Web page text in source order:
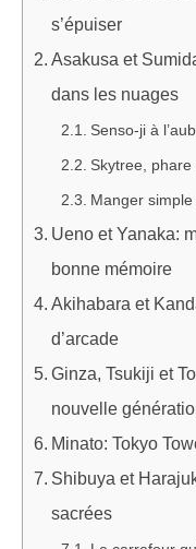
s’épuiser
Asakusa et
dans les nuages
Senso-ji à
Skytree,
Manger
Ueno et Yanaka:
bonne mémoire
Akihabara et
d’arcade
Ginza, Tsukiji et
nouvelle
Minato: Tokyo
Shibuya et
sacrées